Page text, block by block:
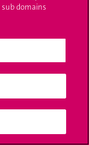
domains